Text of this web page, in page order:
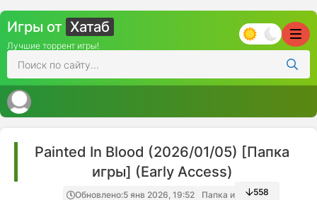
Игры от Хатаб
Лучшие торрент игры!
Painted In Blood (2026/01/05) [Папка
игры] (Early Access)
Обновлено:5 янв 2026, 19:52
Папка игры 558